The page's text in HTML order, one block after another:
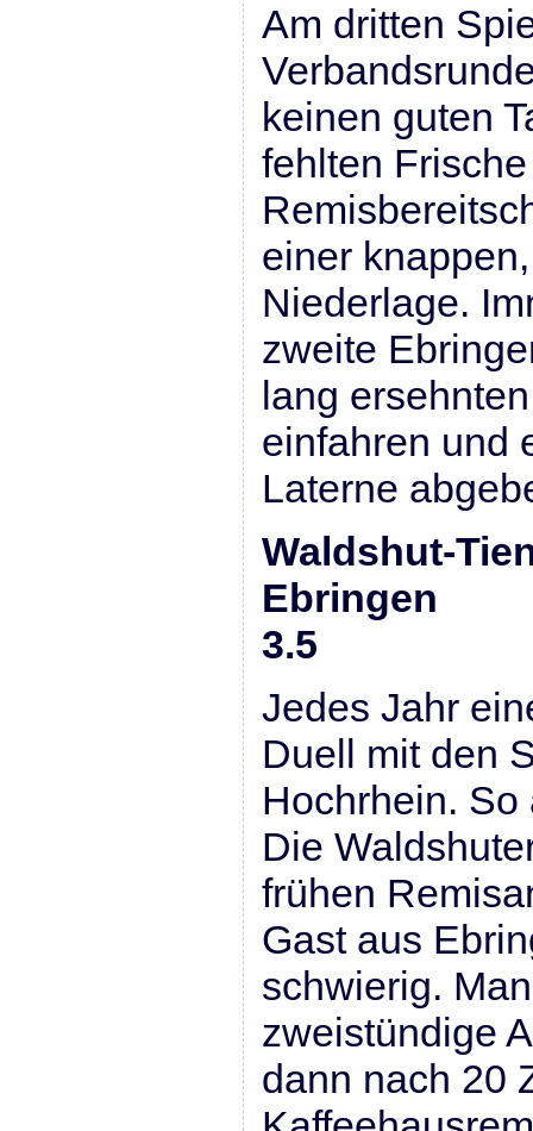
Am dritten
keinen guten
fehlten
einer
Niederlage.
zweite
lang
einfahren und
Laterne
Waldshut-
3.5
Jedes Jahr
Duell mit den
Hochrhein.
Die
frühen
Gast aus
schwierig.
zweistündige
dann nach 20